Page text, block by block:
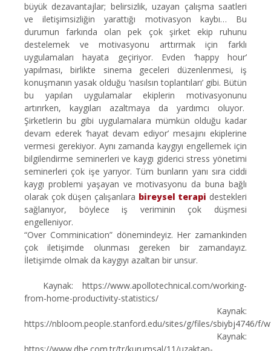
büyük dezavantajlar; belirsizlik, uzayan çalışma saatleri
ve iletişimsizliğin yarattığı motivasyon kaybı… Bu
durumun farkında olan pek çok şirket ekip ruhunu
destelemek ve motivasyonu arttırmak için farklı
uygulamaları hayata geçiriyor. Evden ‘happy hour’
yapılması, birlikte sinema geceleri düzenlenmesi, iş
konuşmanın yasak olduğu ‘nasılsın toplantıları’ gibi. Bütün
bu yapılan uygulamalar ekiplerin motivasyonunu
artırırken, kaygıları azaltmaya da yardımcı oluyor.
Şirketlerin bu gibi uygulamalara mümkün olduğu kadar
devam ederek ‘hayat devam ediyor’ mesajını ekiplerine
vermesi gerekiyor. Aynı zamanda kaygıyı engellemek için
bilgilendirme seminerleri ve kaygı giderici stress yönetimi
seminerleri çok işe yarıyor. Tüm bunların yanı sıra ciddi
kaygı problemi yaşayan ve motivasyonu da buna bağlı
olarak çok düşen çalışanlara bireysel terapi destekleri
sağlanıyor, böylece iş veriminin çok düşmesi
engelleniyor.
“Over Comminication” dönemindeyiz. Her zamankinden
çok iletişimde olunması gereken bir zamandayız.
İletişimde olmak da kaygıyı azaltan bir unsur.
Kaynak: https://www.apollotechnical.com/working-
from-home-productivity-statistics/
Kaynak:
https://nbloom.people.stanford.edu/sites/g/files/sbiybj4746/f/
Kaynak: